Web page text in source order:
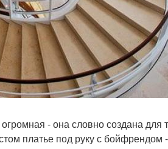
- она словно создана для
платье под руку с